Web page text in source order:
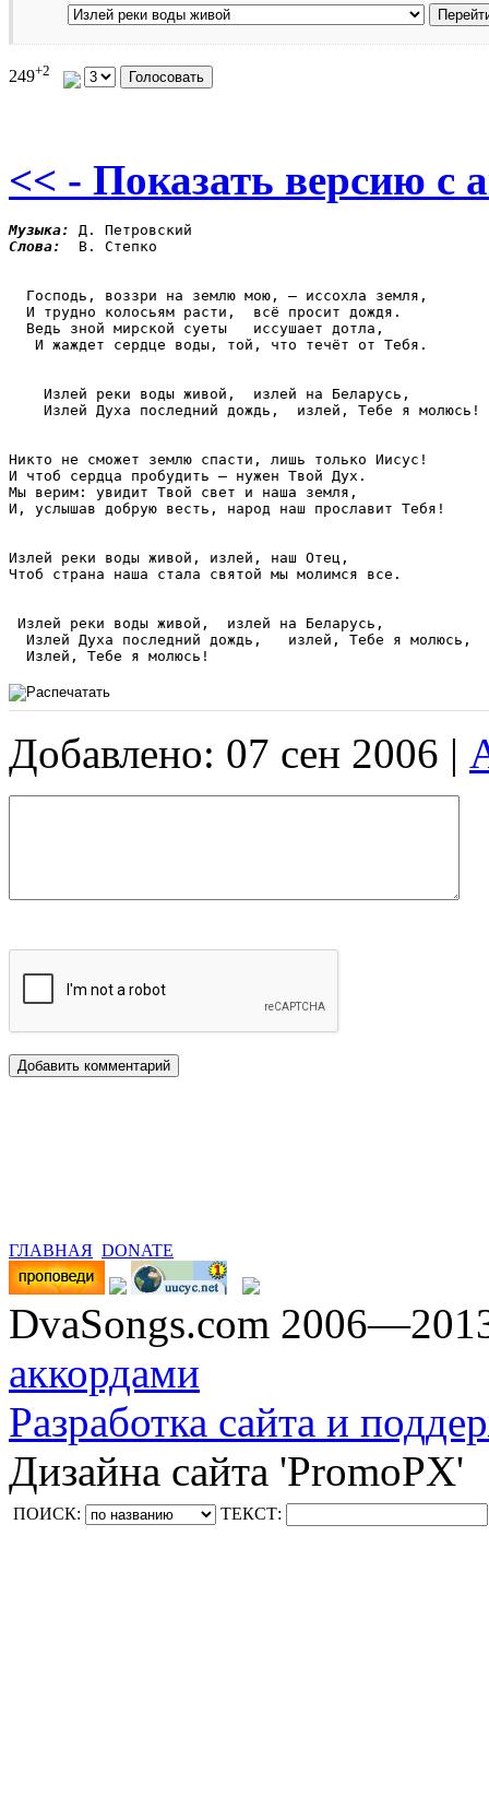
249+2
<< - Показать версию c
Музыка:
Слова:
В. Степко
  Господь, воззри на землю мою, – иссохла земля,
  И трудно колосьям расти,  всё просит дождя.
  Ведь зной мирской суеты   иссушает дотла,
   И жаждет сердце воды, той, что течёт от Тебя.
    Излей реки воды живой,  излей на Беларусь,
    Излей Духа последний дождь,  излей, Тебе я молюсь!
Никто не сможет землю спасти, лишь только Иисус!
И чтоб сердца пробудить – нужен Твой Дух.
Мы верим: увидит Твой свет и наша земля,
И, услышав добрую весть, народ наш прославит Тебя!
Излей реки воды живой, излей, наш Отец,
Чтоб страна наша стала святой мы молимся все.
Излей реки воды живой,  излей на Беларусь,
  Излей Духа последний дождь,   излей, Тебе я молюсь,
Добавлено: 07 сен 2006 |
ГЛАВНАЯ DONATE
DvaSongs.com
аккордами
Разработка сайта и
Дизайна сайта 'PromoPX'
ПОИСК: ТЕКСТ: